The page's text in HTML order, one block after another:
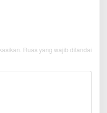
Ruas yang wajib ditandai